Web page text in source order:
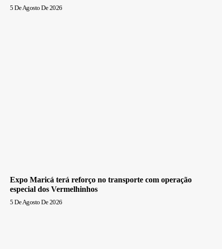
5 De Agosto De 2026
Expo Maricá terá reforço no transporte com operação
especial dos Vermelhinhos
5 De Agosto De 2026